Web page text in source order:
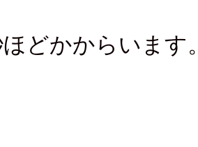
どかからいます。